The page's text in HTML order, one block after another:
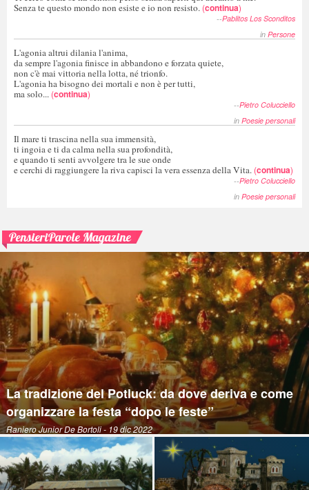
Senza te questo mondo non esiste e io non resisto. (continua)
--Pablitos Los Sconditos
in Persone
L'agonia altrui dilania l'anima,
da sempre l'agonia finisce in abbandono e forzata quiete,
non c'è mai vittoria nella lotta, né trionfo.
L'agonia ha bisogno dei mortali e non è per tutti,
ma solo... (continua)
--Pietro Colucciello
in Poesie personali
Il mare ti trascina nella sua immensità,
ti ingoia e ti da calma nella sua profondità,
e quando ti senti avvolgere tra le sue onde
e cerchi di raggiungere la riva capisci la vera essenza della Vita. (continua)
--Pietro Colucciello
in Poesie personali
PensieriParole Magazine
La tradizione del Potluck: da dove deriva e come
organizzare la festa “dopo le feste”
Raniero Junior De Bortoli- 19 dic 2022